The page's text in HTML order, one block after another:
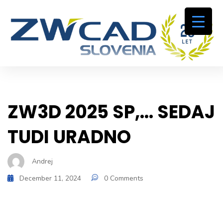
ZW3D 2025 SP,… SEDAJ
TUDI URADNO
Andrej
December 11, 2024
0 Comments